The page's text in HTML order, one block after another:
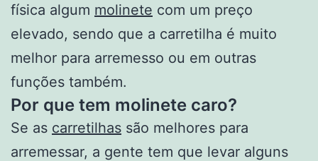
física algum molinete com um preço
elevado, sendo que a carretilha é muito
melhor para arremesso ou em outras
funções também.
Por que tem molinete caro?
Se as carretilhas são melhores para
arremessar, a gente tem que levar alguns